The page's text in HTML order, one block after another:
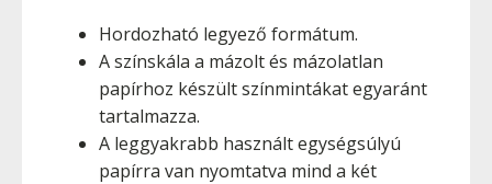
Hordozható legyező formátum.
A színskála a mázolt és mázolatlan
papírhoz készült színmintákat egyaránt
tartalmazza.
A leggyakrabb használt egységsúlyú
papírra van nyomtatva mind a két